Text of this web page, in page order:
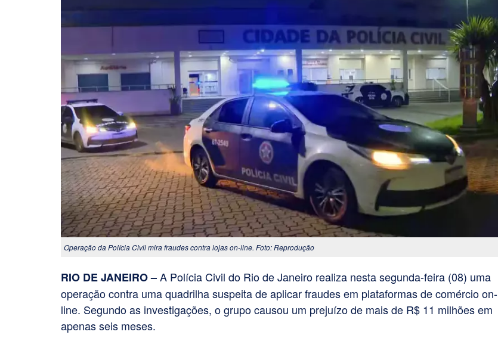
Operação da Polícia Civil mira fraudes contra lojas on-line. Foto: Reprodução
RIO DE JANEIRO –A Polícia Civil do Rio de Janeiro realiza nesta segunda-feira (08) uma
operação contra uma quadrilha suspeita de aplicar fraudes em plataformas de comércio on-
line. Segundo as investigações, o grupo causou um prejuízo de mais de R$ 11 milhões em
apenas seis meses.